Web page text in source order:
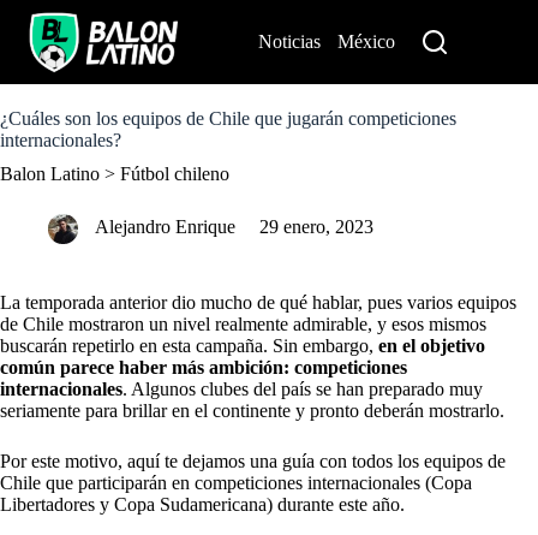
o
c
n
Noticias México
¿Cuáles son los equipos de Chile que jugarán competiciones
internacionales?
Balon Latino > Fútbol chileno
Alejandro Enrique 29 enero, 2023
La temporada anterior dio mucho de qué hablar, pues varios equipos
de Chile mostraron un nivel realmente admirable, y esos mismos
buscarán repetirlo en esta campaña. Sin embargo, en el objetivo
común parece haber más ambición: competiciones
internacionales. Algunos clubes del país se han preparado muy
seriamente para brillar en el continente y pronto deberán mostrarlo.
Por este motivo, aquí te dejamos una guía con todos los equipos de
Chile que participarán en competiciones internacionales (Copa
Libertadores y Copa Sudamericana) durante este año.